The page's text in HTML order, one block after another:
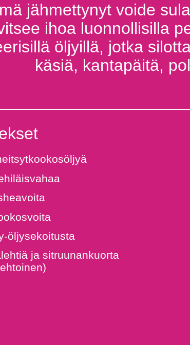
jähmettynyt voide
ihoa luonnollisilla
öljyillä, jotka
käsiä, kantapäitä,
öljysekoitusta
ja sitruunankuorta